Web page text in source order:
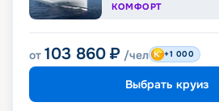
КОМФОРТ
от 103 860 ₽ /чел +1 000
Выбрать круиз